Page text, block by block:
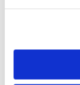
gerichtlichen
Fast Track-